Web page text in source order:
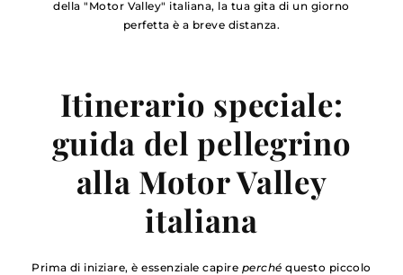
della "Motor Valley" italiana, la tua gita di un giorno
perfetta è a breve distanza.
Itinerario speciale:
guida del pellegrino
alla Motor Valley
italiana
Prima di iniziare, è essenziale capire perché questo piccolo